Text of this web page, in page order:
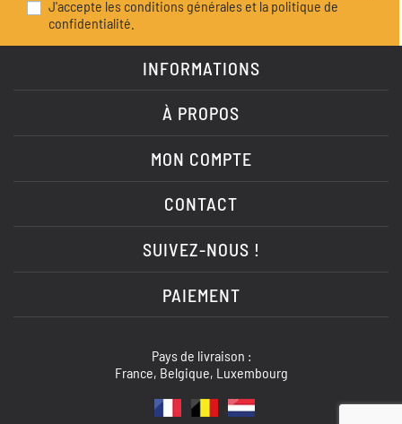
J'accepte les conditions générales et la politique de
confidentialité.
INFORMATIONS
À PROPOS
MON COMPTE
CONTACT
SUIVEZ-NOUS !
PAIEMENT
Pays de livraison :
France, Belgique, Luxembourg